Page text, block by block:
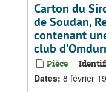
Carton du
de Soudan,
contenant
club
Pièce
Dates: 8 février